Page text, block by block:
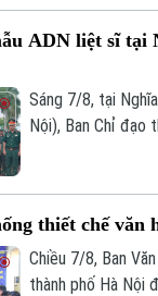
ADN liệt sĩ tại
Sáng 7/8, tại
Nội), Ban Chỉ đạo
khai công tác lấy
xác định được
định ADN.
thiết chế văn
Chiều 7/8, Ban
thành phố Hà Nội